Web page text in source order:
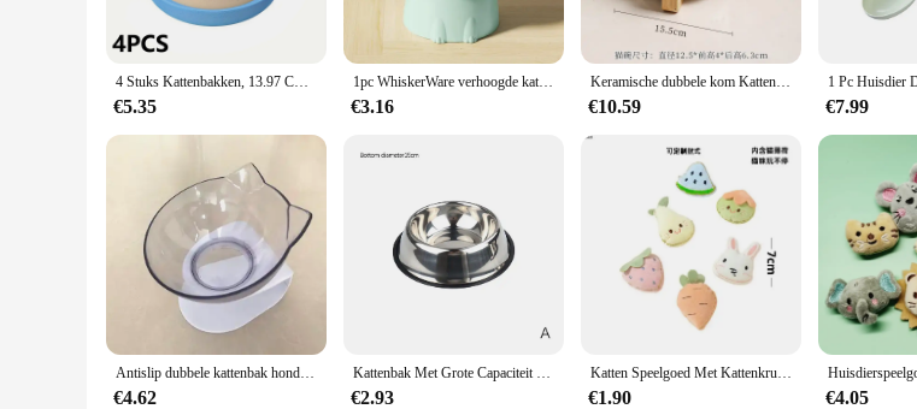
4 Stuks Kattenbakken, 13.97 Cm Breed Ondiep Voedsel Voor Huisdieren En Waterschotels, Plastic Antislip Kleurrijke Voerplaten Voor Kleine Katten, Kittens,
€5.35
1pc WhiskerWare verhoogde kattenbak, anti-tip plastic verhoogde voerbak voor huisdieren met gekantelde rand, nekbescherming Kitty Food
€3.16
Keramische dubbele kom Kattenbak Antislip verhoogde bamboe Tafelvoerbak Dierbenodigdheden Watervoeders Benodigdheden voor kleine honden
€10.59 €7.99
Antislip dubbele kattenbak hondenbak met stand voor het voederen van katten voor katten voerbakken voor huisdieren voor honden feeder productbenodigdheden
€4.62
Kattenbak Met Grote Capaciteit Roestvrijstalen Voerbak Voor Huisdieren, Drinkbak Voor Katten En Honden, Metalen Voerbak En Goedkoop
€2.93
Katten Speelgoed Met Kattenkruid Pluche Kattenspeelgoed Voor Kitten Tanden Slijpen Duimkussen Kauwen Speelgoed Klauwen Duim Beet Huisdier Accessoires
€1.90 €4.05